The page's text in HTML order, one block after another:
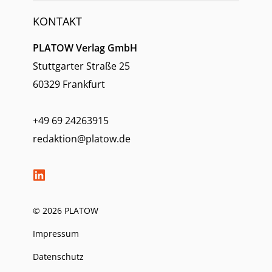
KONTAKT
PLATOW Verlag GmbH
Stuttgarter Straße 25
60329 Frankfurt
+49 69 24263915
redaktion@platow.de
© 2026 PLATOW
Impressum
Datenschutz